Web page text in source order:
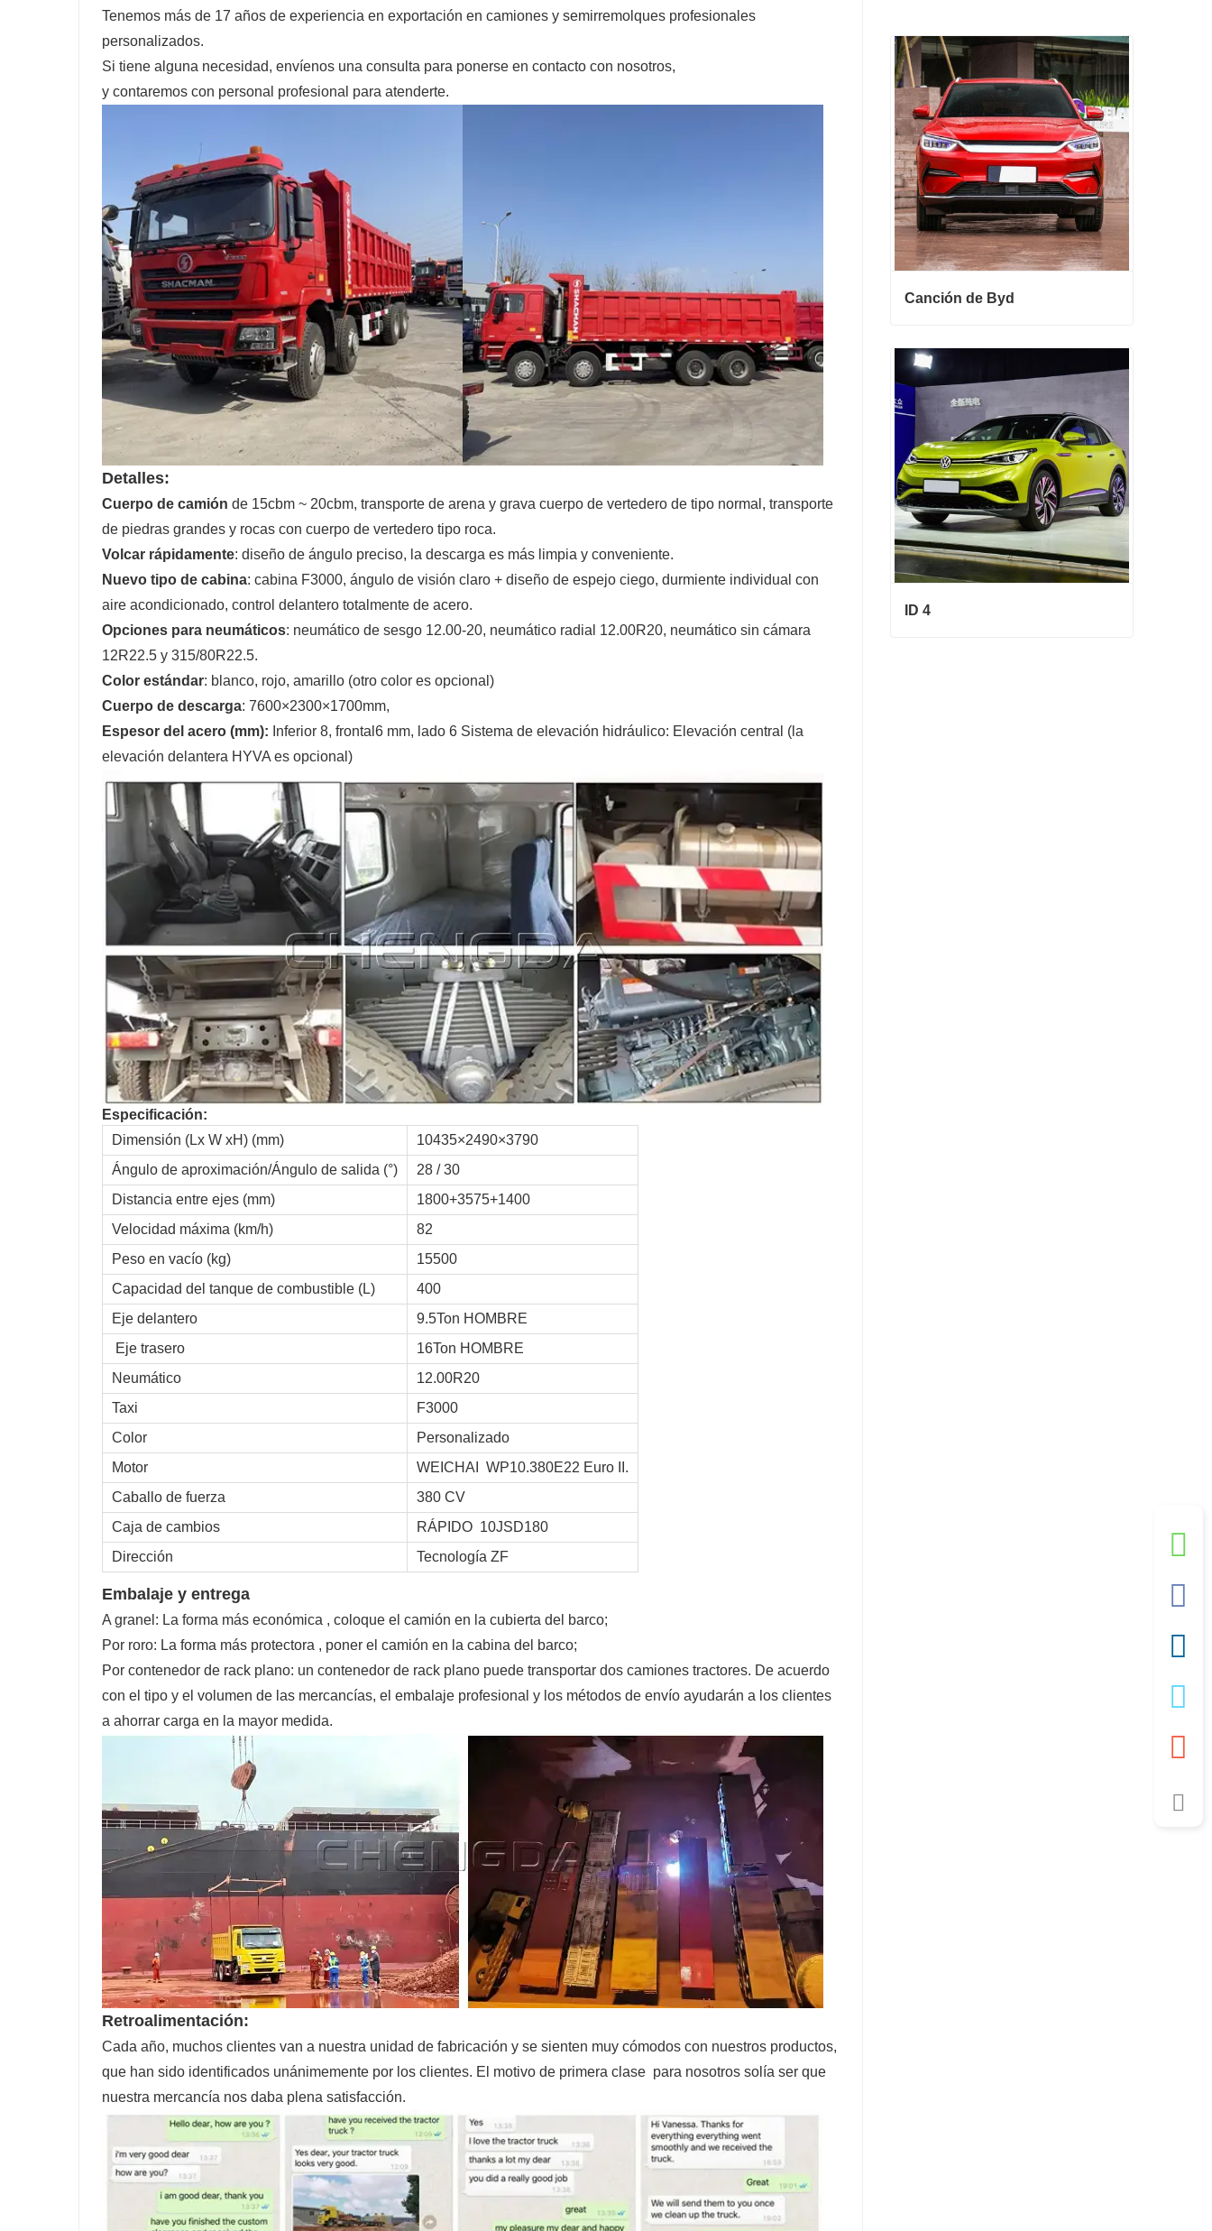
Tenemos más de 17 años de experiencia en exportación en camiones y semirremolques profesionales
personalizados.
Si tiene alguna necesidad, envíenos una consulta para ponerse en contacto con nosotros,
y contaremos con personal profesional para atenderte.
Detalles:
Cuerpo de camión de 15cbm ~ 20cbm, transporte de arena y grava cuerpo de vertedero de tipo normal, transporte
de piedras grandes y rocas con cuerpo de vertedero tipo roca.
Volcar rápidamente: diseño de ángulo preciso, la descarga es más limpia y conveniente.
Nuevo tipo de cabina: cabina F3000, ángulo de visión claro + diseño de espejo ciego, durmiente individual con
aire acondicionado, control delantero totalmente de acero.
Opciones para neumáticos: neumático de sesgo 12.00-20, neumático radial 12.00R20, neumático sin cámara
12R22.5 y 315/80R22.5.
Color estándar: blanco, rojo, amarillo (otro color es opcional)
Cuerpo de descarga: 7600×2300×1700mm,
Espesor del acero (mm): Inferior 8, frontal6 mm, lado 6 Sistema de elevación hidráulico: Elevación central (la
elevación delantera HYVA es opcional)
Especificación:
Dimensión (Lx W xH) (mm)
10435×2490×3790
Ángulo de aproximación/Ángulo de salida (°)
28 / 30
Distancia entre ejes (mm)
1800+3575+1400
Velocidad máxima (km/h)
82
Peso en vacío (kg)
15500
Capacidad del tanque de combustible (L)
400
Eje delantero
9.5Ton HOMBRE
Eje trasero
16Ton HOMBRE
Neumático
12.00R20
Taxi
F3000
Color
Personalizado
Motor
WEICHAI WP10.380E22 Euro II.
Caballo de fuerza
380 CV
Caja de cambios
RÁPIDO 10JSD180
Dirección
Tecnología ZF
Embalaje y entrega
A granel: La forma más económica , coloque el camión en la cubierta del barco;
Por roro: La forma más protectora , poner el camión en la cabina del barco;
Por contenedor de rack plano: un contenedor de rack plano puede transportar dos camiones tractores. De acuerdo
con el tipo y el volumen de las mercancías, el embalaje profesional y los métodos de envío ayudarán a los clientes
a ahorrar carga en la mayor medida.
Retroalimentación:
Cada año, muchos clientes van a nuestra unidad de fabricación y se sienten muy cómodos con nuestros productos,
que han sido identificados unánimemente por los clientes. El motivo de primera clase para nosotros solía ser que
nuestra mercancía nos daba plena satisfacción.
Canción de Byd
Canción de Byd
Contactar ahora
ID 4